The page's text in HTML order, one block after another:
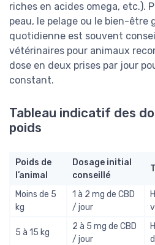
riches en acides omega, etc.).
peau, le pelage ou le bien-être
quotidienne est souvent
vétérinaires pour animaux
dose en deux prises par jour
constant.
Tableau indicatif des
poids
Poids de
l’animal
Dosage initial
conseillé
Moins de 5
kg
1 à 2 mg de CBD
/ jour
5 à 15 kg
2 à 5 mg de CBD
/ jour